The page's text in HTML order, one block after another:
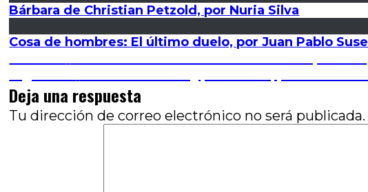
Bárbara de Christian Petzold, por Nuria Silva
Cosa de hombres: El último duelo, por Juan Pablo Susel
Navegación
de
entradas
siguiente:
Deja una respuesta
Tu dirección de correo electrónico no será publicada.